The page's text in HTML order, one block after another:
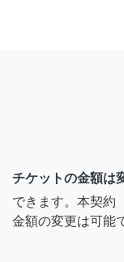
チケットの金額は
できます。本契約
金額の変更は可能